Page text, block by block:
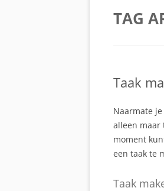
TAG
Taak
Naarmate
alleen maar
moment
een taak te
Taak